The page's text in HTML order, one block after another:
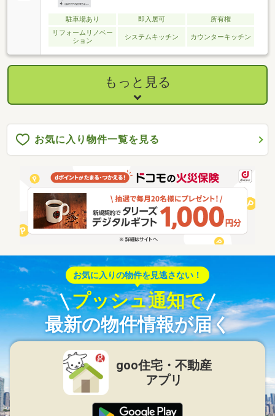
駐車場あり 即入居可
所有権
リフォームリノベー
ション
システムキッチン カウンターキッチン
もっと見る
お気に入り物件一覧を見る
お気に入りの物件を見逃さない！
プッシュ通知で
最新の物件情報が届く
goo住宅・不動産
アプリ